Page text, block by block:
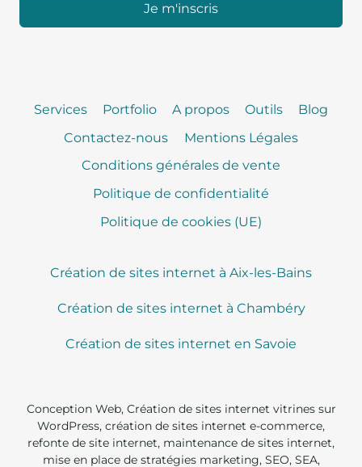
Je m'inscris
Services Portfolio A propos Outils
Blog
Contactez-nous
Mentions Légales
Conditions générales de vente
Politique de confidentialité
Politique de cookies (UE)
Création de sites internet à Aix-les-Bains
Création de sites internet à Chambéry
Création de sites internet en Savoie
Conception Web, Création de sites internet vitrines sur
WordPress, création de sites internet e-commerce,
refonte de site internet, maintenance de sites internet,
mise en place de stratégies marketing, SEO, SEA,